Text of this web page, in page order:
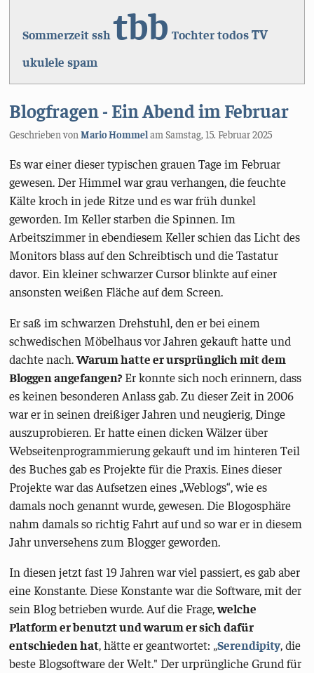
Sommerzeitssh tbb TochtertodosTV
ukulele spam
Blogfragen - Ein Abend im Februar
Geschrieben vonMario HommelamSamstag, 15. Februar 2025
Es war einer dieser typischen grauen Tage im Februar
gewesen. Der Himmel war grau verhangen, die feuchte
Kälte kroch in jede Ritze und es war früh dunkel
geworden. Im Keller starben die Spinnen. Im
Arbeitszimmer in ebendiesem Keller schien das Licht des
Monitors blass auf den Schreibtisch und die Tastatur
davor. Ein kleiner schwarzer Cursor blinkte auf einer
ansonsten weißen Fläche auf dem Screen.
Er saß im schwarzen Drehstuhl, den er bei einem
schwedischen Möbelhaus vor Jahren gekauft hatte und
dachte nach.Warum hatte er ursprünglich mit dem
Bloggen angefangen? Er konnte sich noch erinnern, dass
es keinen besonderen Anlass gab. Zu dieser Zeit in 2006
war er in seinen dreißiger Jahren und neugierig, Dinge
auszuprobieren. Er hatte einen dicken Wälzer über
Webseitenprogrammierung gekauft und im hinteren Teil
des Buches gab es Projekte für die Praxis. Eines dieser
Projekte war das Aufsetzen eines „Weblogs“, wie es
damals noch genannt wurde, gewesen. Die Blogosphäre
nahm damals so richtig Fahrt auf und so war er in diesem
Jahr unversehens zum Blogger geworden.
In diesen jetzt fast 19 Jahren war viel passiert, es gab aber
eine Konstante. Diese Konstante war die Software, mit der
sein Blog betrieben wurde. Auf die Frage,welche
Platform er benutzt und warum er sich dafür
entschieden hat, hätte er geantwortet: „Serendipity, die
beste Blogsoftware der Welt." Der urprüngliche Grund für